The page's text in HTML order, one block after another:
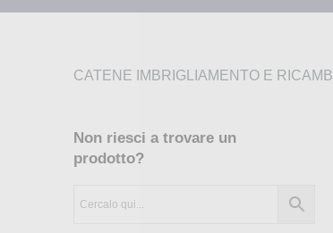
CATENE IMBRIGLIAMENTO E RICAMBI
Non riesci a trovare un
prodotto?